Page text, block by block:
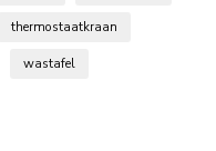
thermostaatkraan
wastafel